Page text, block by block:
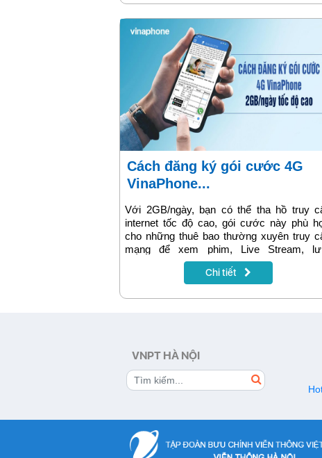
Cách đăng ký gói cước 4G
VinaPhone...
Với 2GB/ngày, bạn có thể tha hồ truy
internet tốc độ cao, gói cước này phù
cho những thuê bao thường xuyên truy
mạng để xem phim, Live Stream,
Facebook, chơi game, nghe nhạc, …
dẫn sẽ có trong bài viết dưới đây.
Chi tiết
VNPT HÀ NỘI